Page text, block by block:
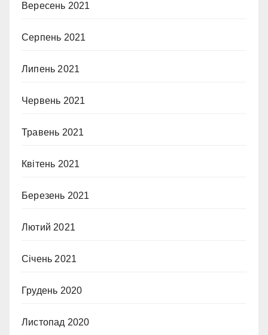
Вересень 2021
Серпень 2021
Липень 2021
Червень 2021
Травень 2021
Квітень 2021
Березень 2021
Лютий 2021
Січень 2021
Грудень 2020
Листопад 2020